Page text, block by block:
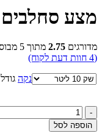
מצע סחלבים
מדורגים 2.75 מתוך 5 מבוסס על
(
4 חוות דעת לקוח)
נקה גודל
-
כמות
של
מצע
הוספה לסל